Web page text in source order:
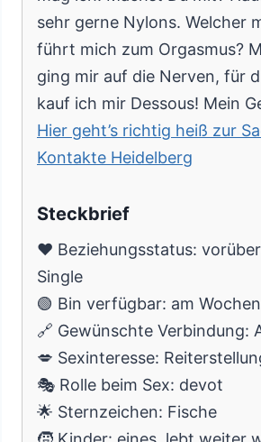
sehr gerne Nylons. Welcher
führt mich zum Orgasmus?
ging mir auf die Nerven, für
kauf ich mir Dessous! Mein
Hier geht’s richtig heiß zur
Kontakte Heidelberg
Steckbrief
❤️ Beziehungsstatus:
Single
🟢 Bin verfügbar: am
🔗 Gewünschte Verbindung:
💋 Sexinteresse:
🎭 Rolle beim Sex: devot
🌟 Sternzeichen: Fische